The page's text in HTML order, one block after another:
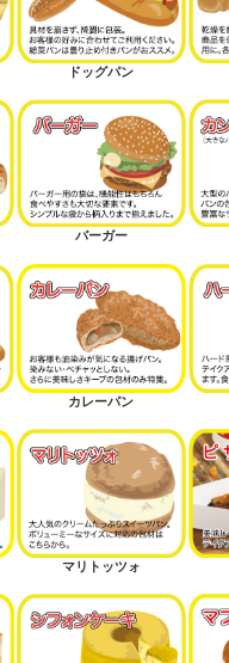
ドッグパン
バーガー
カレーパン
マリトッツォ